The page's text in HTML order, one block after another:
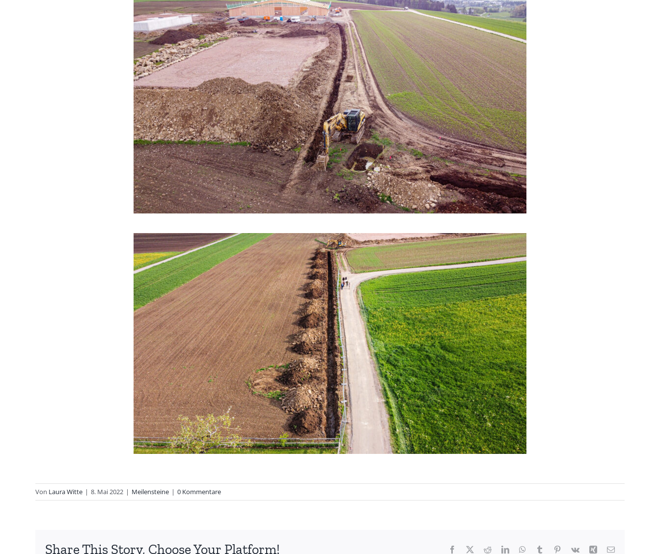
Von Laura Witte | 8. Mai 2022 | Meilensteine | 0 Kommentare
Share This Story, Choose Your Platform! Facebook RedditLinkedInWhatsApp
Tumblr Pinterest
Vk Xing E-